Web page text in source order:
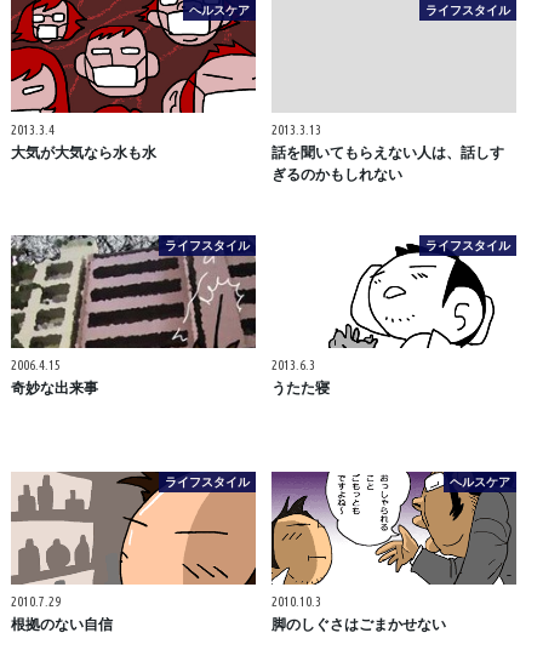
ヘルスケア
2013.3.4
大気が大気なら水も水
ライフスタイル
2013.3.13
話を聞いてもらえない人は、話しす
ぎるのかもしれない
ライフスタイル
2006.4.15
奇妙な出来事
ライフスタイル
2013.6.3
うたた寝
ライフスタイル
2010.7.29
根拠のない自信
ヘルスケア
2010.10.3
脚のしぐさはごまかせない